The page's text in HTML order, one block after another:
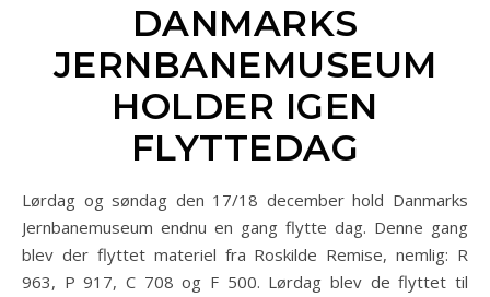
DANMARKS
JERNBANEMUSEUM
HOLDER IGEN
FLYTTEDAG
Lørdag og søndag den 17/18 december hold Danmarks
Jernbanemuseum endnu en gang flytte dag. Denne gang
blev der flyttet materiel fra Roskilde Remise, nemlig: R
963, P 917, C 708 og F 500. Lørdag blev de flyttet til